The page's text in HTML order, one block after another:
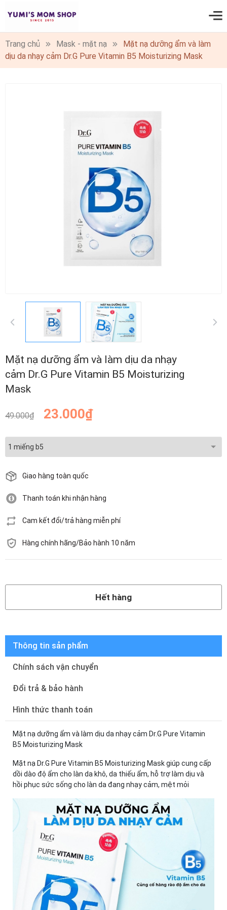
0
Trang chủ Mask - mặt nạ
Mặt nạ dưỡng ẩm và làm
dịu da nhạy cảm Dr.G Pure Vitamin B5 Moisturizing Mask
Mặt nạ dưỡng ẩm và làm dịu da nhạy
cảm Dr.G Pure Vitamin B5 Moisturizing
Mask
49.000₫ 23.000₫
Giao hàng toàn quốc
Thanh toán khi nhận hàng
Cam kết đổi/trả hàng miễn phí
Hàng chính hãng/Bảo hành 10 năm
Hết hàng
Thông tin sản phẩm
Chính sách vận chuyển
Đổi trả & bảo hành
Hình thức thanh toán
Mặt nạ dưỡng ẩm và làm dịu da nhạy cảm Dr.G Pure Vitamin
B5 Moisturizing Mask
Mặt nạ Dr.G Pure Vitamin B5 Moisturizing Mask giúp cung cấp
dồi dào độ ẩm cho làn da khô, da thiếu ẩm, hỗ trợ làm dịu và
hồi phục sức sống cho làn da đang nhạy cảm, mệt mỏi